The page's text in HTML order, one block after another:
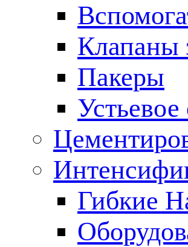
Клапаны
Пакеры
Гибкие